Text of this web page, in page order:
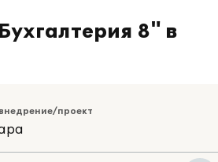
8" в
проект